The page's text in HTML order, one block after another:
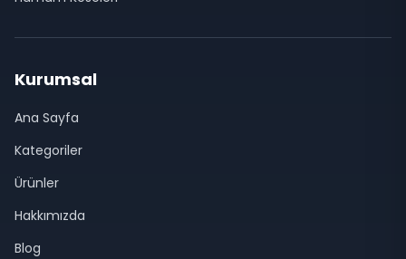
Kurumsal
Ana Sayfa
Kategoriler
Ürünler
Hakkımızda
Blog